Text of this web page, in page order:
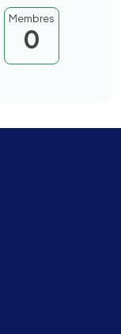
Membres
0